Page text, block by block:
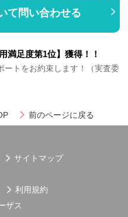
て問い合わせる
満足度第1位】獲得！！
ートをお約束します！（実査委
前のページに戻る
サイトマップ
利用規約
ザス